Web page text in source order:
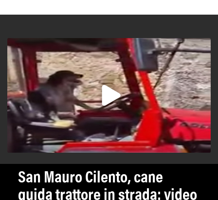
San Mauro Cilento, cane
guida trattore in strada: video